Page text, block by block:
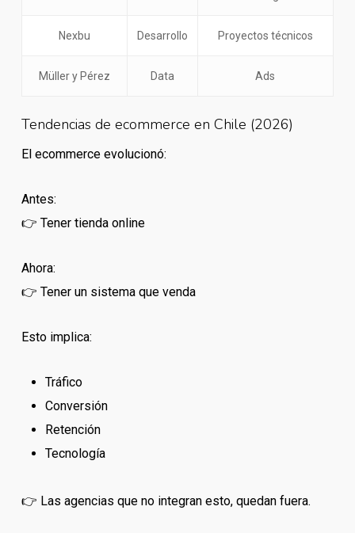
Nexbu Desarrollo Proyectos técnicos
Müller y Pérez Data Ads
Tendencias de ecommerce en Chile (2026)
El ecommerce evolucionó:
Antes:
👉 Tener tienda online
Ahora:
👉 Tener un sistema que venda
Esto implica:
Tráfico
Conversión
Retención
Tecnología
👉 Las agencias que no integran esto, quedan fuera.